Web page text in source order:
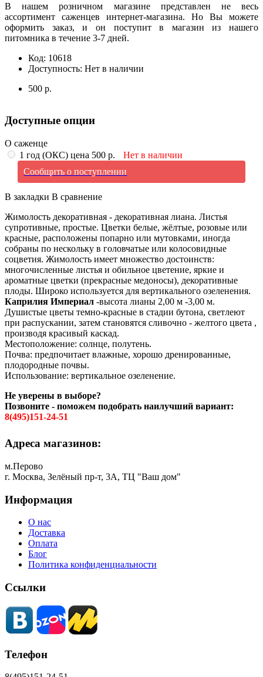
В нашем розничном магазине представлен не весь
ассортимент саженцев интернет-магазина. Но Вы можете
оформить заказ, и он поступит в магазин из нашего
питомника в течение 3-7 дней.
Код: 10618
Доступность: Нет в наличии
500 р.
Доступные опции
О саженце
1 год (ОКС) цена 500 р.
Нет в наличии
Сообщить о поступлении
В закладки В сравнение
Жимолость декоративная - декоративная лиана. Листья
супротивные, простые. Цветки белые, жёлтые, розовые или
красные, расположены попарно или мутовками, иногда
собраны по нескольку в головчатые или колосовидные
соцветия. Жимолость имеет множество достоинств:
многочисленные листья и обильное цветение, яркие и
ароматные цветки (прекрасные медоносы), декоративные
плоды. Широко используется для вертикального озеленения.
Каприлия Империал -высота лианы 2,00 м -3,00 м.
Душистые цветы темно-красные в стадии бутона, светлеют
при распускании, затем становятся сливочно - желтого цвета ,
производя красивый каскад.
Местоположение: солнце, полутень.
Почва: предпочитает влажные, хорошо дренированные,
плодородные почвы.
Использование: вертикальное озеленение.
Не уверены в выборе?
Позвоните - поможем подобрать наилучший вариант:
8(495)151-24-51
Адреса магазинов:
м.Перово
г. Москва, Зелёный пр-т, 3А, ТЦ "Ваш дом"
Информация
О нас
Доставка
Оплата
Блог
Политика конфиденциальности
Ссылки
Телефон